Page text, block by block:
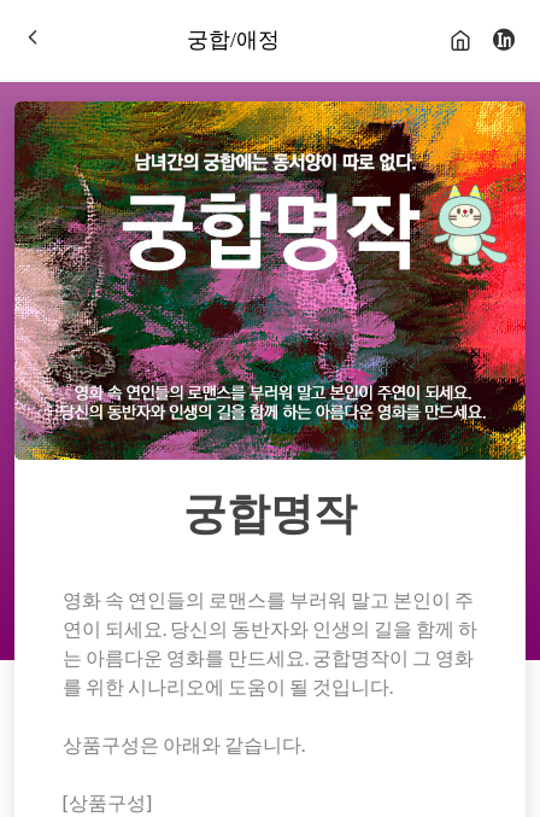
궁합/애정
궁합명작
영화 속 연인들의 로맨스를 부러워 말고 본인이 주
연이 되세요. 당신의 동반자와 인생의 길을 함께 하
는 아름다운 영화를 만드세요. 궁합명작이 그 영화
를 위한 시나리오에 도움이 될 것입니다.
상품구성은 아래와 같습니다.
[상품구성]